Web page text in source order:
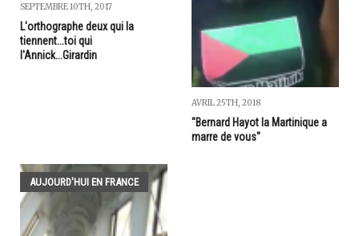
SEPTEMBRE 10TH, 2017
L'orthographe deux qui la
tiennent...toi qui
l'Annick...Girardin
AVRIL 25TH, 2018
"Bernard Hayot la Martinique a
marre de vous"
AUJOURD'HUI EN FRANCE